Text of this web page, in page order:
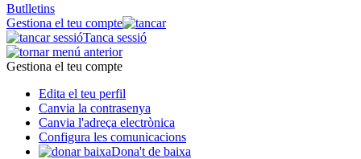
Butlletins
Gestiona el teu compte
Tanca sessió
Gestiona el teu compte
Edita el teu perfil
Canvia la contrasenya
Canvia l'adreça electrònica
Configura les comunicacions
Dona't de baixa